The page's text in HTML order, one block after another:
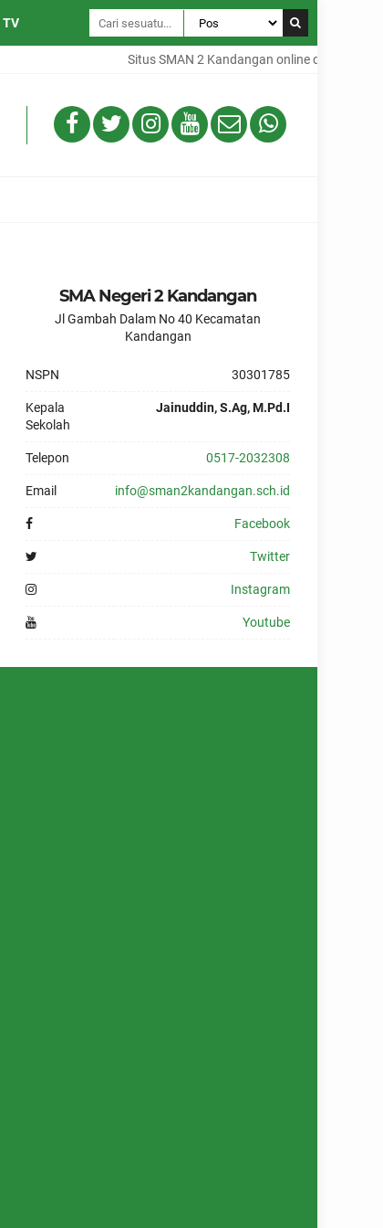
TV
Situs SMAN 2 Kandangan online dari Desa
SMA Negeri 2 Kandangan
Jl Gambah Dalam No 40 Kecamatan
Kandangan
NSPN 30301785
Kepala
Sekolah
Jainuddin, S.Ag, M.Pd.I
Telepon 0517-2032308
Email info@sman2kandangan.sch.id
Facebook
Twitter
Instagram
Youtube